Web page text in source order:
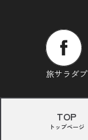
旅サラダ
TOP
トップページ